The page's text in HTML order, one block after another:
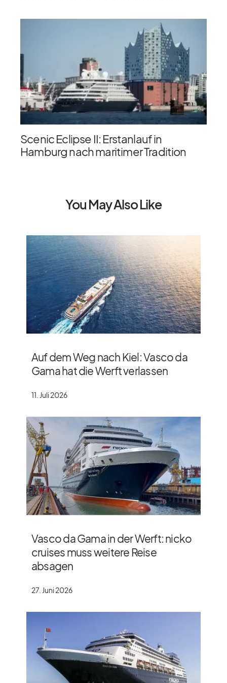
Scenic Eclipse II: Erstanlauf in
Hamburg nach maritimer Tradition
You May Also Like
Auf dem Weg nach Kiel: Vasco da
Gama hat die Werft verlassen
11. Juli 2026
Vasco da Gama in der Werft: nicko
cruises muss weitere Reise
absagen
27. Juni 2026